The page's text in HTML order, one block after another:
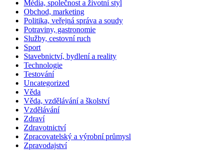
Média, společnost a životní styl
Obchod, marketing
Politika, veřejná správa a soudy
Potraviny, gastronomie
Služby, cestovní ruch
Sport
Stavebnictví, bydlení a reality
Technologie
Testování
Uncategorized
Věda
Věda, vzdělávání a školství
Vzdělávání
Zdraví
Zdravotnictví
Zpracovatelský a výrobní průmysl
Zpravodajství